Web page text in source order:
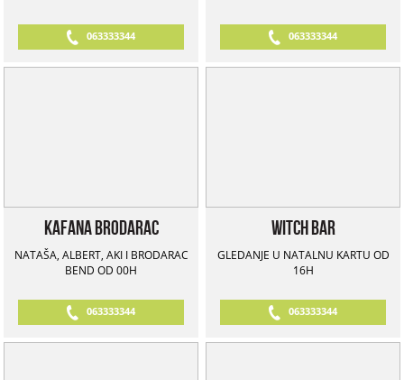
063333344 063333344
Kafana Brodarac
NATAŠA, ALBERT, AKI I BRODARAC
BEND OD 00H
063333344
Witch Bar
GLEDANJE U NATALNU KARTU OD
16H
063333344